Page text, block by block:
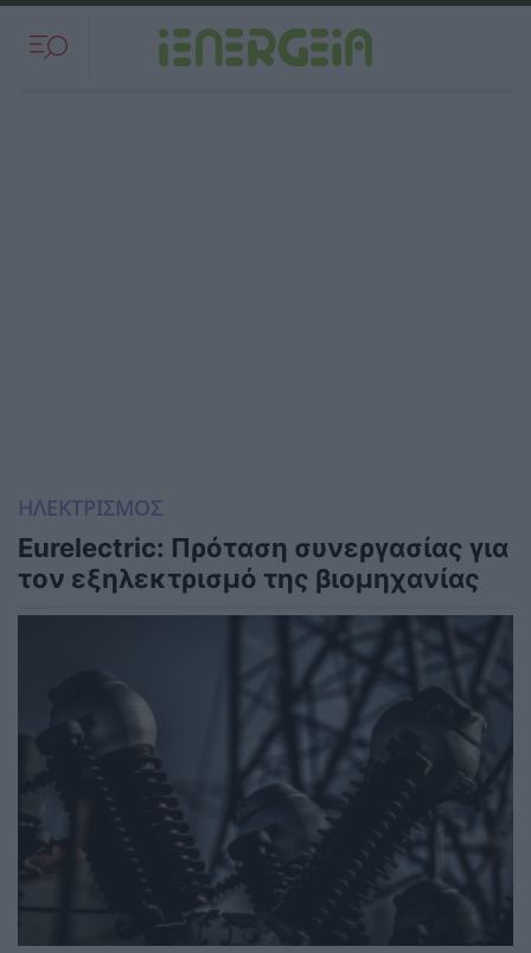
ΗΛΕΚΤΡΙΣΜΟΣ
Eurelectric: Πρόταση συνεργασίας για
τον εξηλεκτρισμό της βιομηχανίας